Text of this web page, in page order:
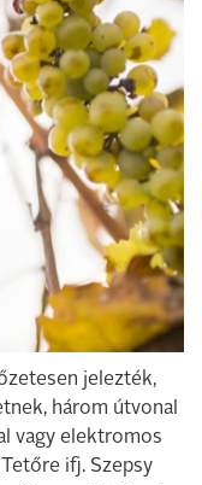
jelezték,
három útvonal
vagy elektromos
ifj. Szepsy